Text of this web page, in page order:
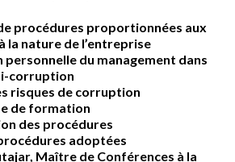
procédures proportionnées aux
la nature de l’entreprise
personnelle du management dans
corruption
risques de corruption
de formation
des procédures
adoptées
Maître de Conférences à la